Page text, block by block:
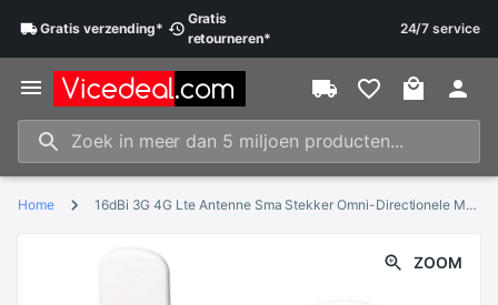
Gratisverzending*
Gratis
retourneren*
24/7 service
Home 16dBi 3G 4G Lte Antenne Sma Stekker Omni-Directionele Met Verlengkabel 6.5Ft Voor At & T Verizon T-Mobile Router Signaal Boost
ZOOM